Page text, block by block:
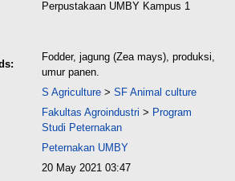
Perpustakaan UMBY Kampus 1
Fodder, jagung (Zea mays), produksi,
umur panen.
S Agriculture > SF Animal culture
Fakultas Agroindustri > Program
Studi Peternakan
Peternakan UMBY
20 May 2021 03:47